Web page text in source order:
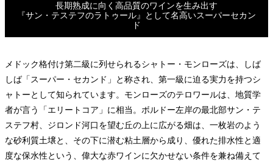
長期熟成に向く高品質のワインを生み出す
『サン・テステフのラトゥール』として名高いスーパーセカン
ド
メドック格付け第二級に列せられるシャトー・モンローズは、しば
しば「スーパー・セカンド」と称され、第一級に迫る実力を持つシ
ャトーとして知られています。モンローズのテロワールは、地質学
者が言う「エリートコア」に相当。ボルドー左岸の最北部サン・テ
ステフ村、ジロンド河口を望む丘の上に広がる畑は、一枚岩のよう
な砂利質土壌と、その下に潜む粘土層から成り、優れた排水性と適
度な保水性という、偉大な赤ワインに欠かせない条件を兼ね備えて